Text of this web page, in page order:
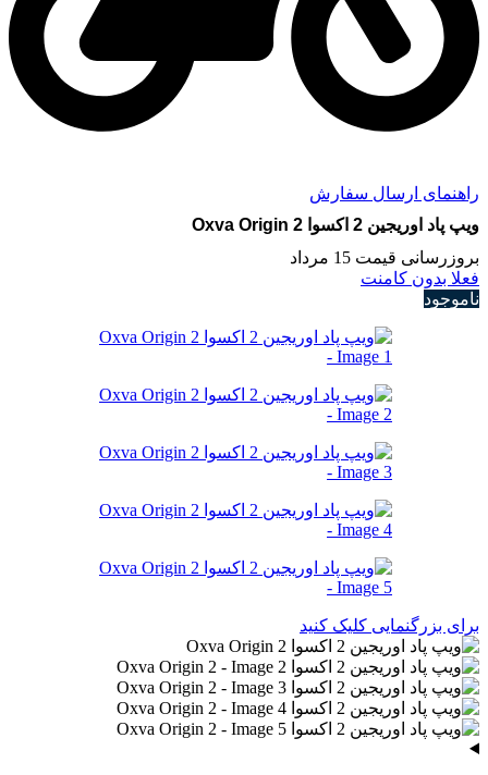
راهنمای ارسال سفارش
ویپ پاد اوریجین 2 اکسوا Oxva Origin 2
بروزرسانی قیمت 15 مرداد
فعلا بدون کامنت
ناموجود
برای بزرگنمایی کلیک کنید